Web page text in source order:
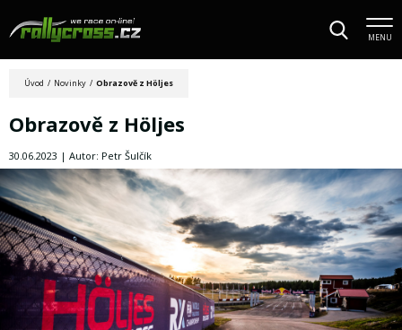
MENU
Úvod / Novinky / Obrazově z Höljes
Obrazově z Höljes
30.06.2023 | Autor: Petr Šulčík